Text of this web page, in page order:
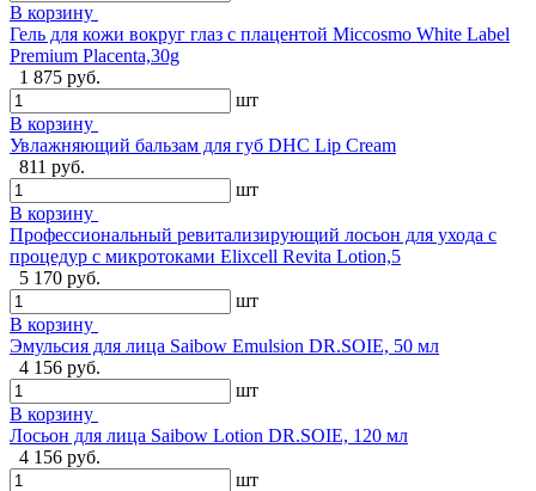
В корзину
Гель для кожи вокруг глаз с плацентой Miccosmo White Label
Premium Placenta,30g
1 875 руб.
шт
В корзину
Увлажняющий бальзам для губ DHC Lip Cream
811 руб.
шт
В корзину
Профессиональный ревитализирующий лосьон для ухода с
процедур с микротоками Elixcell Revita Lotion,5
5 170 руб.
шт
В корзину
Эмульсия для лица Saibow Emulsion DR.SOIE, 50 мл
4 156 руб.
шт
В корзину
Лосьон для лица Saibow Lotion DR.SOIE, 120 мл
4 156 руб.
шт